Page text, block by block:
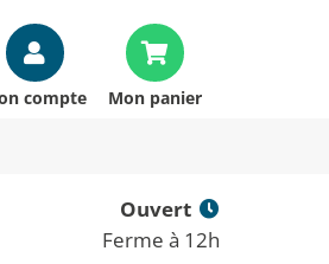
compte Mon panier
Ouvert
Ferme à 12h